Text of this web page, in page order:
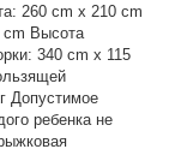
260 cm x 210 cm
cm Высота
340 cm x 115
Допустимое
ребенка не